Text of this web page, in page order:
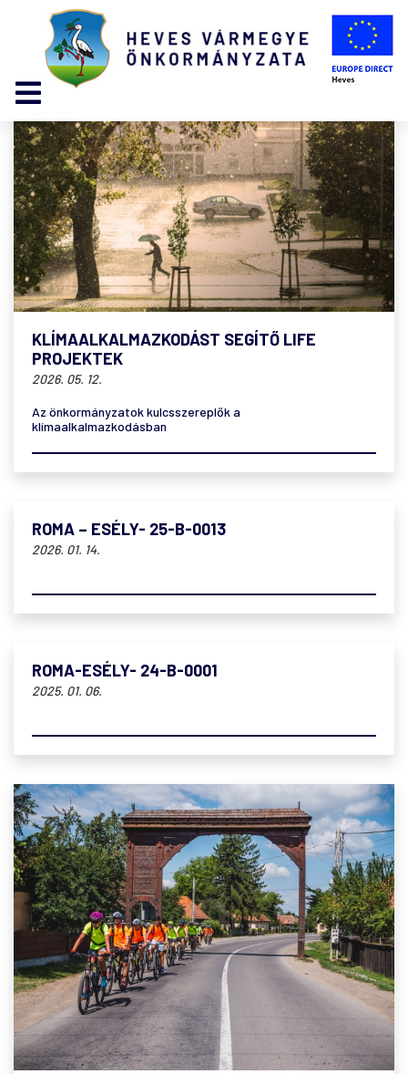
KLÍMAALKALMAZKODÁST SEGÍTŐ LIFE
PROJEKTEK
2026. 05. 12.
Az önkormányzatok kulcsszereplők a
klímaalkalmazkodásban
ROMA – ESÉLY- 25-B-0013
2026. 01. 14.
ROMA-ESÉLY- 24-B-0001
2025. 01. 06.